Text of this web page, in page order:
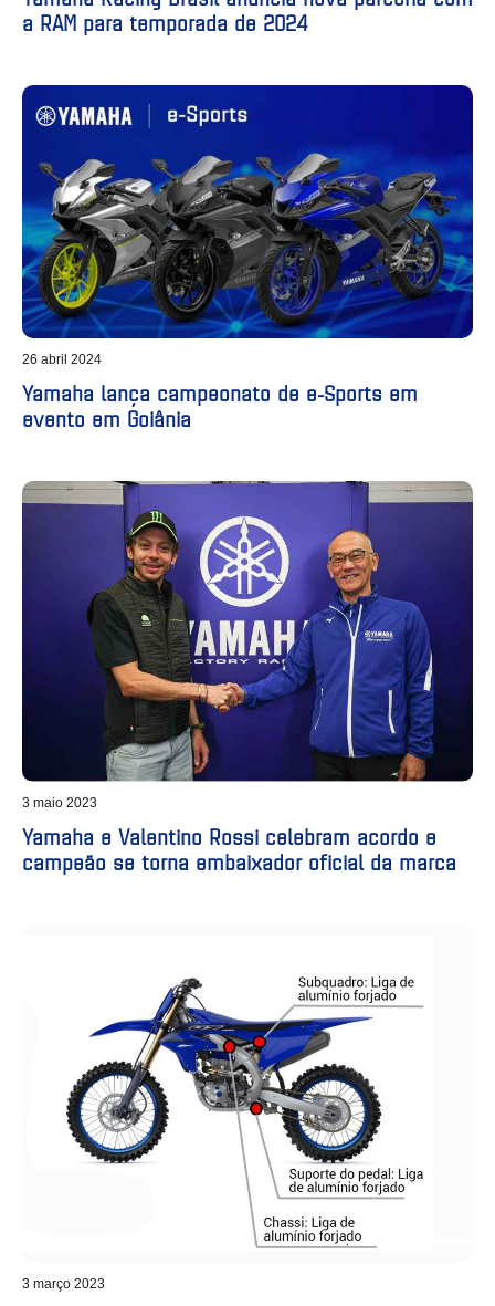
a RAM para temporada de 2024
26 abril 2024
Yamaha lança campeonato de e-Sports em
evento em Goiânia
3 maio 2023
Yamaha e Valentino Rossi celebram acordo e
campeão se torna embaixador oficial da marca
3 março 2023